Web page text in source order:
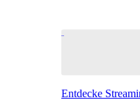
Entdecke